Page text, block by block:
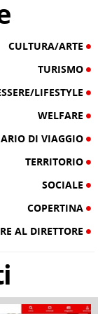
CULTURA/ARTE
TURISMO
LIFESTYLE
WELFARE
DI VIAGGIO
TERRITORIO
SOCIALE
COPERTINA
AL DIRETTORE